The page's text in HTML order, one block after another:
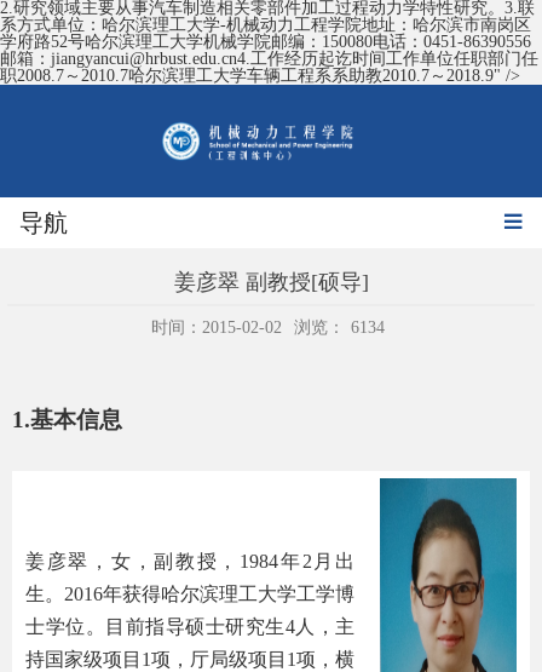
2.研究领域主要从事汽车制造相关零部件加工过程动力学特性研究。3.联
系方式单位：哈尔滨理工大学-机械动力工程学院地址：哈尔滨市南岗区
学府路52号哈尔滨理工大学机械学院邮编：150080电话：0451-86390556
邮箱：jiangyancui@hrbust.edu.cn4.工作经历起讫时间工作单位任职部门任
职2008.7～2010.7哈尔滨理工大学车辆工程系系助教2010.7～2018.9" />
导航
姜彦翠 副教授[硕导]
时间：2015-02-02 浏览： 6134
1.基本信息
姜彦翠，女，副教授， 1984年2月出
生。 2016年获得哈尔滨理工大学工学博
士学位。目前指导硕士研究生4人，主
持国家级项目 1项，厅局级项目 1项，横